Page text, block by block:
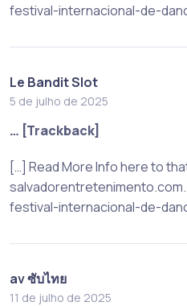
festival-internacional-de-
Le Bandit Slot
5 de julho de 2025
… [Trackback]
[…] Read More Info here to
festival-internacional-de-
av ซับไทย
11 de julho de 2025